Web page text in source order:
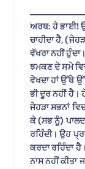
ਅਰਥ: ਹੇ ਭਾਈ!
ਚਾਹੀਦਾ ਹੈ,
ਵੱਖਰਾ ਨਹੀਂ
ਝਮਕਣ ਦੇ ਸਮੇ
ਵੇਖਦਾ ਹਾਂ ਉੱਥੇ
ਭੀ ਦੂਰ ਨਹੀਂ
ਜੇਹੜਾ ਸਭਨਾਂ
ਕੇ (ਸਭ ਨੂੰ)
ਰਹਿੰਦੀ। ਉਹ
ਕਰਦਾ ਰਹਿੰਦਾ
ਨਾਸ ਨਹੀਂ ਕੀਤਾ